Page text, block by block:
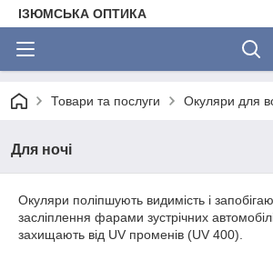
ІЗЮМСЬКА ОПТИКА
Товари та послуги Окуляри для
Для ночі
Окуляри поліпшують видимість і
засліплення фарами зустрічних
захищають від UV променів (UV 400).